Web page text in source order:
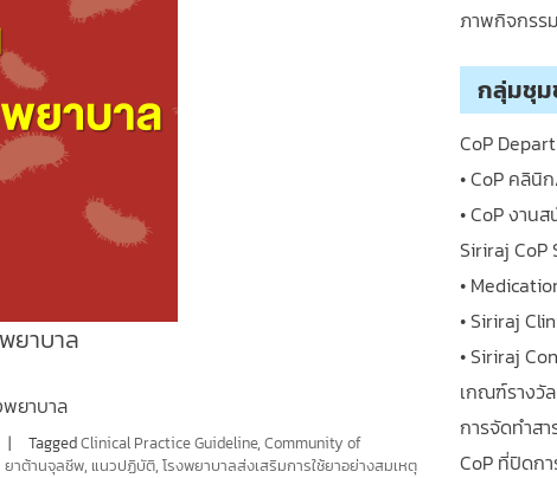
ยาบาล
ยาบาล
TaggedClinical Practice Guideline,Community of
ยาต้านจุลชีพ, แนวปฏิบัติ,โรงพยาบาลส่งเสริมการใช้ยาอย่างสมเหตุ
ภาพกิจกรรม
กลุ่มชุม
CoP
• CoP คลินิ
• CoP งาน
Siriraj CoP
•
• Siriraj
• Siriraj
เกณฑ์รางวั
การจัดทำสา
CoP ที่ปิดก